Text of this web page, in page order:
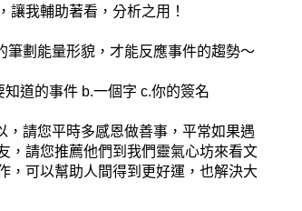
讓我輔助著看，分析之用！
劃能量形貌，才能反應事件的趨勢～
道的事件 b.一個字 c.你的簽名
請您平時多感恩做善事，平常如果遇
，請您推薦他們到我們靈氣心坊來看文
，可以幫助人間得到更好運，也解決大